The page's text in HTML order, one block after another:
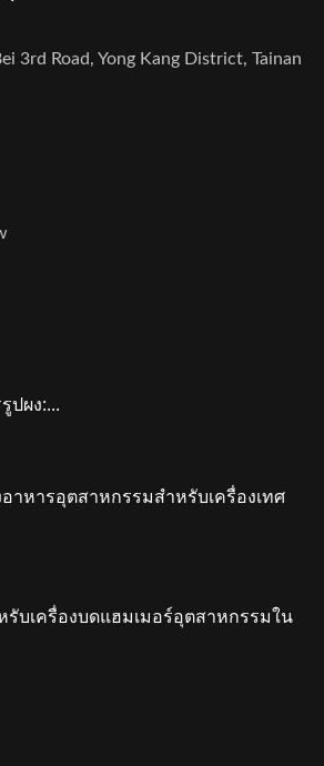
3rd Road, Yong Kang District, Tainan
ปผง:...
อาหารอุตสาหกรรมสำหรับเครื่องเทศ
รับเครื่องบดแฮมเมอร์อุตสาหกรรมใน